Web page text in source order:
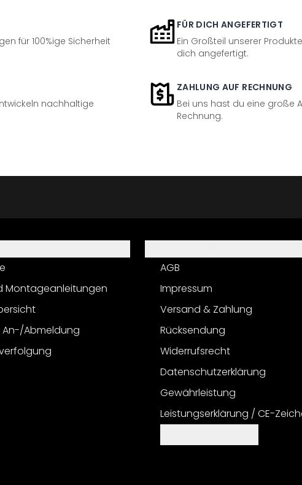
für 100%ige Sicherheit
FÜR DICH ANGEFERTIGT
Ein Großteil unserer
dich angefertigt.
nachhaltige
ZAHLUNG AUF RECHNUNG
Bei uns hast du eine große
Rechnung.
Montageanleitungen
An-/Abmeldung
AGB
Impressum
Versand & Zahlung
Rücksendung
Widerrufsrecht
Datenschutzerklärung
Gewährleistung
Leistungserklärung / CE-